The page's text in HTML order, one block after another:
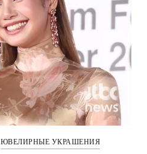
ЮВЕЛИРНЫЕ УКРАШЕНИЯ